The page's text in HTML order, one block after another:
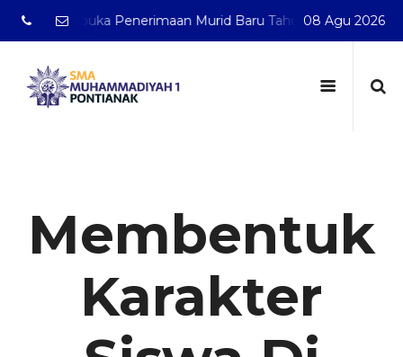
membuka Penerimaan Murid Baru Tahun Pelajaran 2026/
08 Agu 2026
Membentuk
Karakter